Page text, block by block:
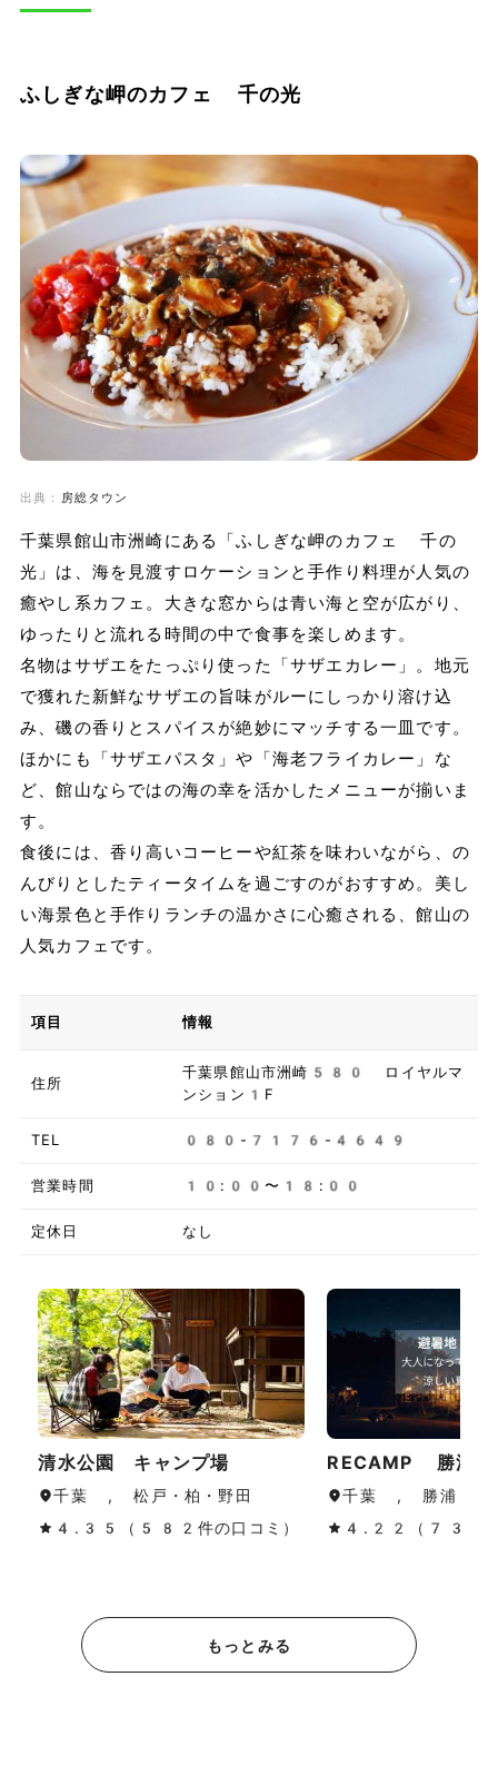
ふしぎな岬のカフェ 千の光
出典： 房総タウン
千葉県館山市洲崎にある「ふしぎな岬のカフェ 千の
光」は、海を見渡すロケーションと手作り料理が人気の
癒やし系カフェ。大きな窓からは青い海と空が広がり、
ゆったりと流れる時間の中で食事を楽しめます。
名物はサザエをたっぷり使った「サザエカレー」。地元
で獲れた新鮮なサザエの旨味がルーにしっかり溶け込
み、磯の香りとスパイスが絶妙にマッチする一皿です。
ほかにも「サザエパスタ」や「海老フライカレー」な
ど、館山ならではの海の幸を活かしたメニューが揃いま
す。
食後には、香り高いコーヒーや紅茶を味わいながら、の
んびりとしたティータイムを過ごすのがおすすめ。美し
い海景色と手作りランチの温かさに心癒される、館山の
人気カフェです。
項目 情報
住所
千葉県館山市洲崎580 ロイヤルマ
ンション1F
TEL 080-7176-4649
営業時間 10:00〜18:00
定休日 なし
清水公園 キャンプ場
千葉 , 松戸・柏・野田
4.35（582件の口コミ）
RECAMP 勝浦
千葉 , 勝浦・鴨
4.22（733件
もっとみる